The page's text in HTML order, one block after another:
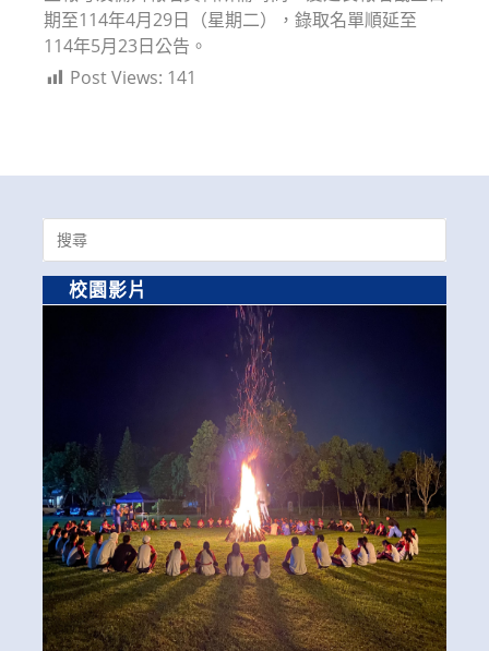
期至114年4月29日（星期二），錄取名單順延至
114年5月23日公告。
Post Views: 141
Search
for:
校園影片